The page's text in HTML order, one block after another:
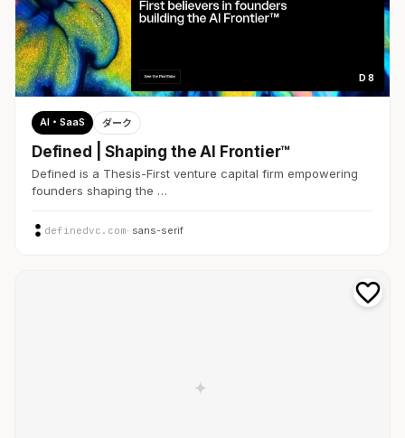
D 8
AI・SaaS ダーク
Defined | Shaping the AI Frontier™
Defined is a Thesis-First venture capital firm empowering
founders shaping the …
definedvc.com· sans-serif